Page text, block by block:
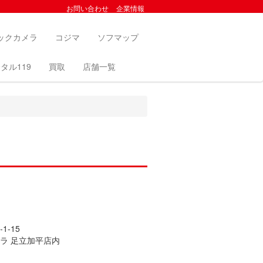
お問い合わせ 企業情報
クカメラ コジマ ソフマップ
ル119 買取 店舗一覧
1-15
足立加平店内